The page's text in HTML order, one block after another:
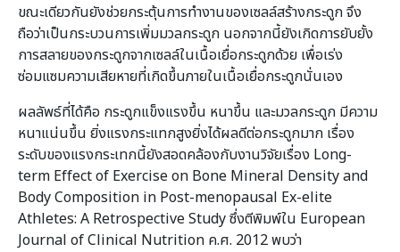
ขณะเดียวกันยังช่วยกระตุ้นการทำงานของเซลล์สร้างกระดูก จึง
ถือว่าเป็นกระบวนการเพิ่มมวลกระดูก นอกจากนี้ยังเกิดการยับยั้ง
การสลายของกระดูกจากเซลล์ในเนื้อเยื่อกระดูกด้วย เพื่อเร่ง
ซ่อมแซมความเสียหายที่เกิดขึ้นภายในเนื้อเยื่อกระดูกนั่นเอง
ผลลัพธ์ที่ได้คือ กระดูกแข็งแรงขึ้น หนาขึ้น และมวลกระดูก มีความ
หนาแน่นขึ้น ยิ่งแรงกระแทกสูงยิ่งได้ผลดีต่อกระดูกมาก เรื่อง
ระดับของแรงกระเทกนี้ยังสอดคล้องกับงานวิจัยเรื่อง Long-
term Effect of Exercise on Bone Mineral Density and
Body Composition in Post-menopausal Ex-elite
Athletes: A Retrospective Study ซึ่งตีพิมพ์ใน European
Journal of Clinical Nutrition ค.ศ. 2012 พบว่า